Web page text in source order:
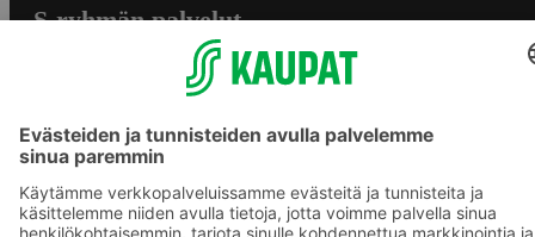
S-ryhmän palvelut
Yhteishyvä Ruoka -sovellus
S-ostoslista -sovellus
Prisma.fi
Sokos.fi